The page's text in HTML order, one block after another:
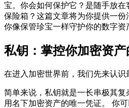
宝。你会如何保护它？是随手放
保险箱？这篇文章将为你提供一
你像保管珍宝一样守护你的数字资
私钥：掌控你加密资
在进入加密世界前，我们先来认识
简单来说，私钥就是一长串极其
用名下加密资产的唯一凭证。 你